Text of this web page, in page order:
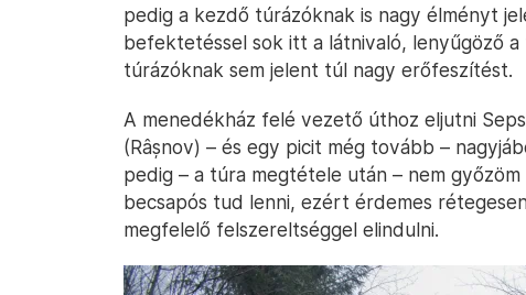
pedig a kezdő túrázóknak is nagy élményt
befektetéssel sok itt a látnivaló, lenyűgöző
túrázóknak sem jelent túl nagy erőfeszítést.
A menedékház felé vezető úthoz eljutni
(Râșnov) – és egy picit még tovább –
pedig – a túra megtétele után – nem
becsapós tud lenni, ezért érdemes
megfelelő felszereltséggel elindulni.